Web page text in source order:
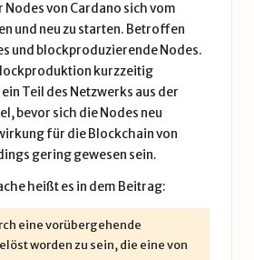
von Cardano sich vom
und neu zu starten. Betroffen
und blockproduzierende Nodes.
kurzzeitig
Teil des Netzwerks aus der
bevor sich die Nodes neu
für die Blockchainvon
gering gewesen sein.
heißt es in dem Beitrag:
eine vorübergehende
worden zu sein, die eine von